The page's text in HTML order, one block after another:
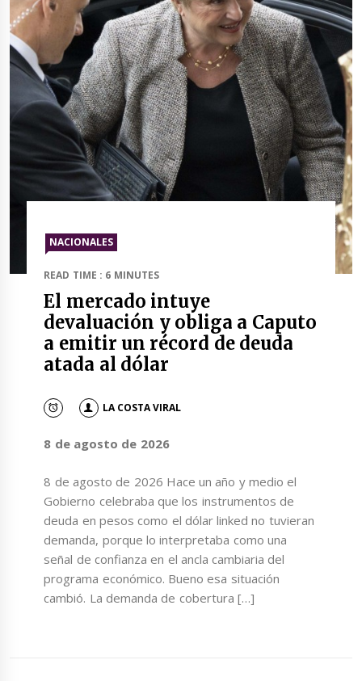
NACIONALES
READ TIME : 6 MINUTES
El mercado intuye
devaluación y obliga a Caputo
a emitir un récord de deuda
atada al dólar
LA COSTA VIRAL
8 de agosto de 2026
8 de agosto de 2026 Hace un año y medio el
Gobierno celebraba que los instrumentos de
deuda en pesos como el dólar linked no tuvieran
demanda, porque lo interpretaba como una
señal de confianza en el ancla cambiaria del
programa económico. Bueno esa situación
cambió. La demanda de cobertura […]